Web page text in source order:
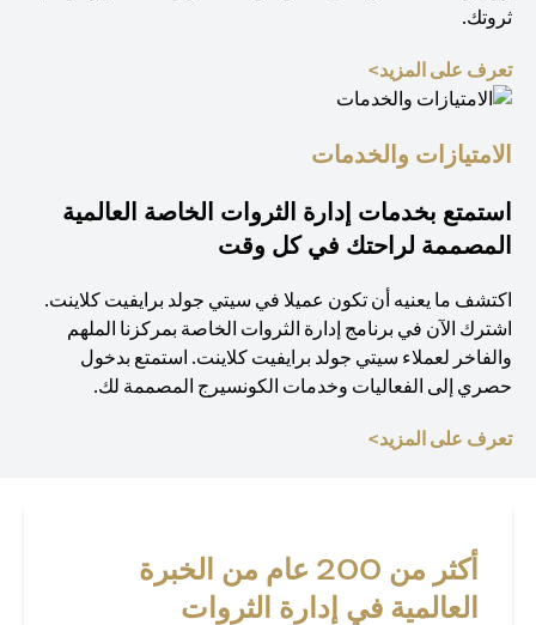
ثروتك.
تعرف على المزيد>
الامتيازات والخدمات
استمتع بخدمات إدارة الثروات الخاصة العالمية
المصممة لراحتك في كل وقت
اكتشف ما يعنيه أن تكون عميلا في سيتي جولد برايفيت كلاينت.
اشترك الآن في برنامج إدارة الثروات الخاصة بمركزنا الملهم
والفاخر لعملاء سيتي جولد برايفيت كلاينت. استمتع بدخول
حصري إلى الفعاليات وخدمات الكونسيرج المصممة لك.
تعرف على المزيد>
أكثر من 200 عام من الخبرة
العالمية في إدارة الثروات